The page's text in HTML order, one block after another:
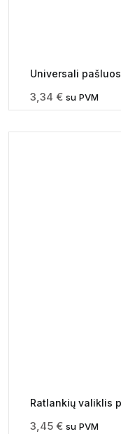
Universali
3,34 € su PVM
Ratlankių valiklis
3,45 € su PVM